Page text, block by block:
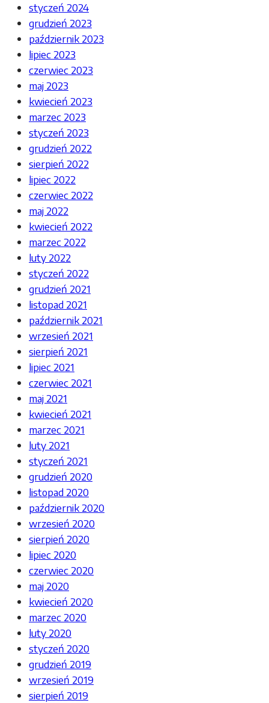
styczeń 2024
grudzień 2023
październik 2023
lipiec 2023
czerwiec 2023
maj 2023
kwiecień 2023
marzec 2023
styczeń 2023
grudzień 2022
sierpień 2022
lipiec 2022
czerwiec 2022
maj 2022
kwiecień 2022
marzec 2022
luty 2022
styczeń 2022
grudzień 2021
listopad 2021
październik 2021
wrzesień 2021
sierpień 2021
lipiec 2021
czerwiec 2021
maj 2021
kwiecień 2021
marzec 2021
luty 2021
styczeń 2021
grudzień 2020
listopad 2020
październik 2020
wrzesień 2020
sierpień 2020
lipiec 2020
czerwiec 2020
maj 2020
kwiecień 2020
marzec 2020
luty 2020
styczeń 2020
grudzień 2019
wrzesień 2019
sierpień 2019